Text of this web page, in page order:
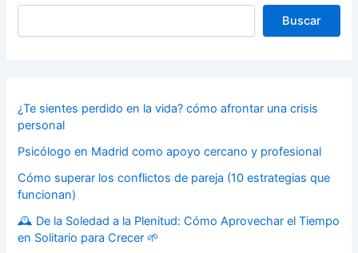
Buscar
¿Te sientes perdido en la vida? cómo afrontar una crisis
personal
Psicólogo en Madrid como apoyo cercano y profesional
Cómo superar los conflictos de pareja (10 estrategias que
funcionan)
🕰️ De la Soledad a la Plenitud: Cómo Aprovechar el Tiempo
en Solitario para Crecer 🌱